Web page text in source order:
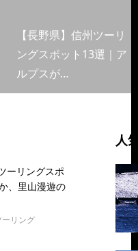
【長野県】信州ツーリ
ングスポット13選｜ア
ルプスが…
ーリングスポ
、里山漫遊の
リング
人